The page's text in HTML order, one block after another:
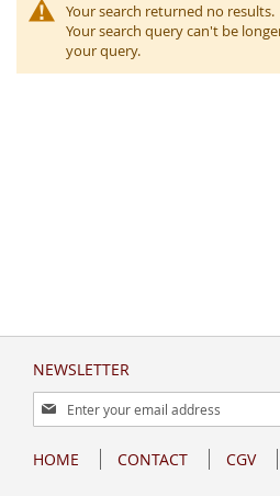
Your search returned no results.
Your search query can't be
your query.
NEWSLETTER
Sign
Up
Our
HOME CONTACT CGV